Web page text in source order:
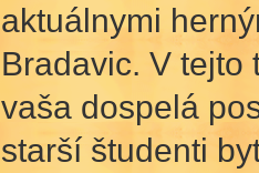
aktuálnymi
Bradavic. V tejto
vaša dospelá
starší študenti